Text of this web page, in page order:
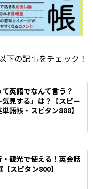
下の記事をチェック！
て英語でなんて言う？
気見する」は？【スピー
語帳・スピタン888】
・観光で使える！英会話
スピタン800】